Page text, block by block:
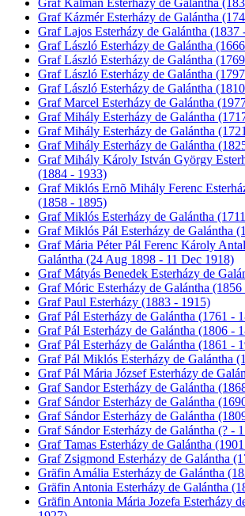
Graf Kálmán Esterházy de Galántha
Graf Kázmér Esterházy de Galántha
Graf Lajos Esterházy de Galántha (1837
Graf László Esterházy de Galántha
Graf László Esterházy de Galántha
Graf László Esterházy de Galántha
Graf László Esterházy de Galántha
Graf Marcel Esterházy de Galántha
Graf Mihály Esterházy de Galántha
Graf Mihály Esterházy de Galántha
Graf Mihály Esterházy de Galántha
Graf Mihály Károly István György
(1884 - 1933)
Graf Miklós Ernõ Mihály Ferenc
(1858 - 1895)
Graf Miklós Esterházy de Galántha
Graf Miklós Pál Esterházy de Galántha
Graf Mária Péter Pál Ferenc Károly
Galántha (24 Aug 1898 - 11 Dec 1918)
Graf Mátyás Benedek Esterházy de
Graf Móric Esterházy de Galántha
Graf Paul Esterházy (1883 - 1915)
Graf Pál Esterházy de Galántha (1761 -
Graf Pál Esterházy de Galántha (1806 -
Graf Pál Esterházy de Galántha (1861 -
Graf Pál Miklós Esterházy de Galántha
Graf Pál Mária József Esterházy de
Graf Sandor Esterházy de Galántha
Graf Sándor Esterházy de Galántha
Graf Sándor Esterházy de Galántha
Graf Sándor Esterházy de Galántha (? -
Graf Tamas Esterházy de Galántha
Graf Zsigmond Esterházy de Galántha
Gräfin Amália Esterházy de Galántha
Gräfin Antonia Esterházy de Galántha
Gräfin Antonia Mária Jozefa Esterházy